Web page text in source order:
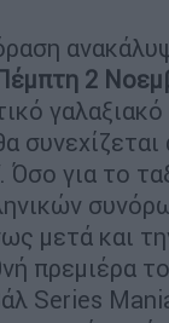
2
γαλαξιακό
για το
μετά και
πρεμιέρα
Series